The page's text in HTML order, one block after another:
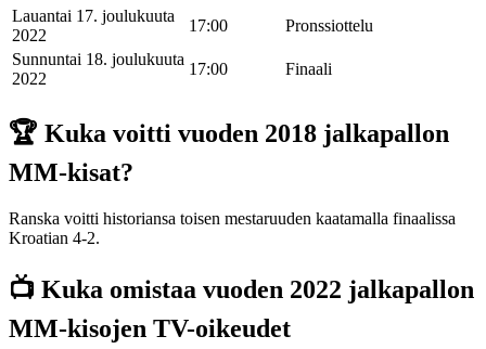
Lauantai 17. joulukuuta
2022
17:00
Pronssiottelu
Sunnuntai 18. joulukuuta
2022
17:00 Finaali
🏆 Kuka voitti vuoden 2018 jalkapallon
MM-kisat?
Ranska voitti historiansa toisen mestaruuden kaatamalla finaalissa
Kroatian 4-2.
📺 Kuka omistaa vuoden 2022 jalkapallon
MM-kisojen TV-oikeudet